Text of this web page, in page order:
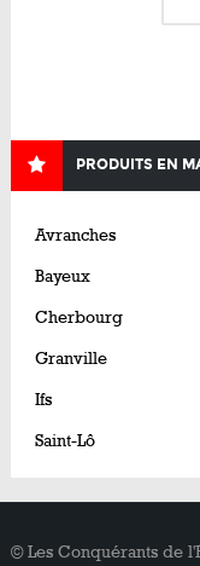
PRODUITS EN
Avranches
Bayeux
Cherbourg
Granville
Ifs
Saint-Lô
© Les Conquérants de